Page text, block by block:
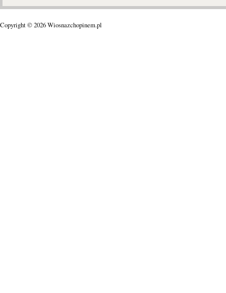
Copyright © 2026 Wiosnazchopinem.pl